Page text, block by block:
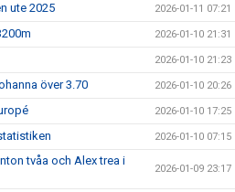
ute 2025 2026-01-11 07:21
2026-01-10 21:31
2026-01-10 21:23
över 3.70 2026-01-10 20:26
2026-01-10 17:25
2026-01-10 07:15
tvåa och Alex trea i
2026-01-09 23:17